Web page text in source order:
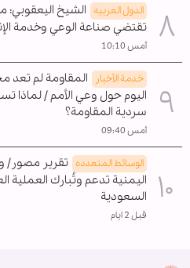
الدول العربیه الشيخ اليعقوبي:
تقتضي صناعة الوعي وخدمة
أمس 10:10
خدمة الأخبار
المقاومة لم تعد
اليوم حول وعي الأمم / لماذا
سردية المقاومة؟
أمس 09:40
الوسائط المتعدده تقرير مصور/
اليمنية تدعم وتُبارك
السعودية
قبل 2 ايام